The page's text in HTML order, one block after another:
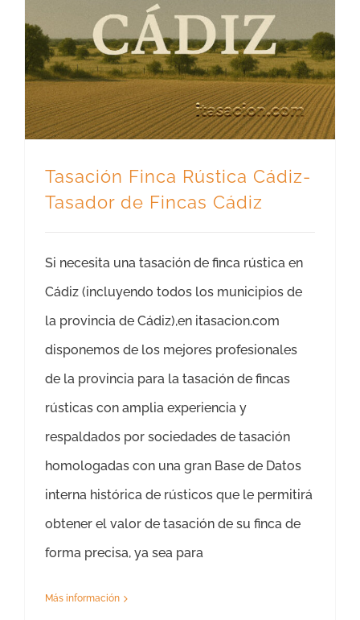
Tasación Finca Rústica Cádiz-
Tasador de Fincas Cádiz
Si necesita una tasación de finca rústica en
Cádiz (incluyendo todos los municipios de
la provincia de Cádiz),en itasacion.com
disponemos de los mejores profesionales
de la provincia para la tasación de fincas
rústicas con amplia experiencia y
respaldados por sociedades de tasación
homologadas con una gran Base de Datos
interna histórica de rústicos que le permitirá
obtener el valor de tasación de su finca de
forma precisa, ya sea para
Más información